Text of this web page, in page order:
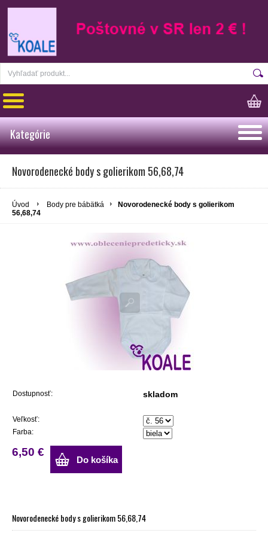
Kategórie
Novorodenecké body s golierikom 56,68,74
Úvod Body pre bábätká
Novorodenecké body s golierikom
56,68,74
Dostupnosť: skladom
Veľkosť:
Farba:
6,50 €
Do košíka
Novorodenecké body s golierikom 56,68,74